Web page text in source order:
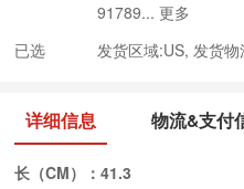
91789... 更多
已选
发货区域:US, 发货
详细信息 物流&支付
长（CM）：41.3